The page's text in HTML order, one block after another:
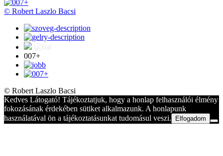
© Robert Laszlo Bacsi
007+
© Robert Laszlo Bacsi
Kedves Látogató! Tájékoztatjuk, hogy a honlap felhasználói élmény
fokozásának érdekében sütiket alkalmazunk. A honlapunk
használatával ön a tájékoztatásunkat tudomásul veszi.
Elfogadom